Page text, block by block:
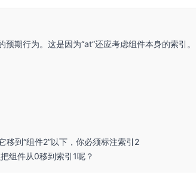
期行为。这是因为“at”还应考虑组件本身的索引。
移到“组件2”以下，你必须标注索引2
组件从0移到索引1呢？